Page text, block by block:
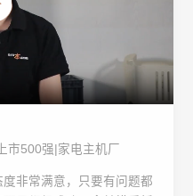
市500强|家电主机厂
非常满意，只要有问题都